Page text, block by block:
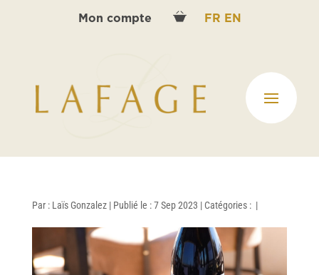
Mon compte FR EN
Par : Laïs Gonzalez | Publié le : 7 Sep 2023 | Catégories : |